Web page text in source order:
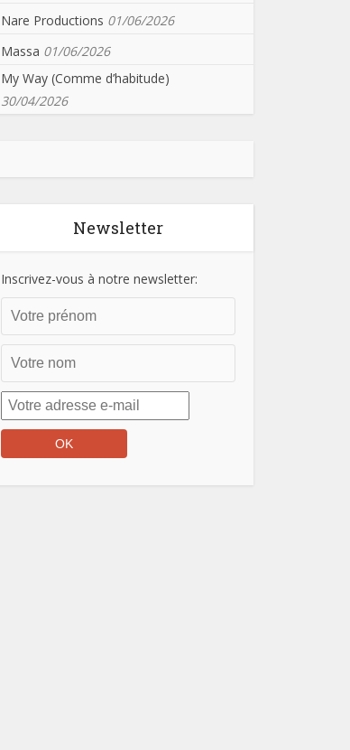
Nare Productions 01/06/2026
Massa 01/06/2026
My Way (Comme d’habitude)
30/04/2026
Newsletter
Inscrivez-vous à notre newsletter: